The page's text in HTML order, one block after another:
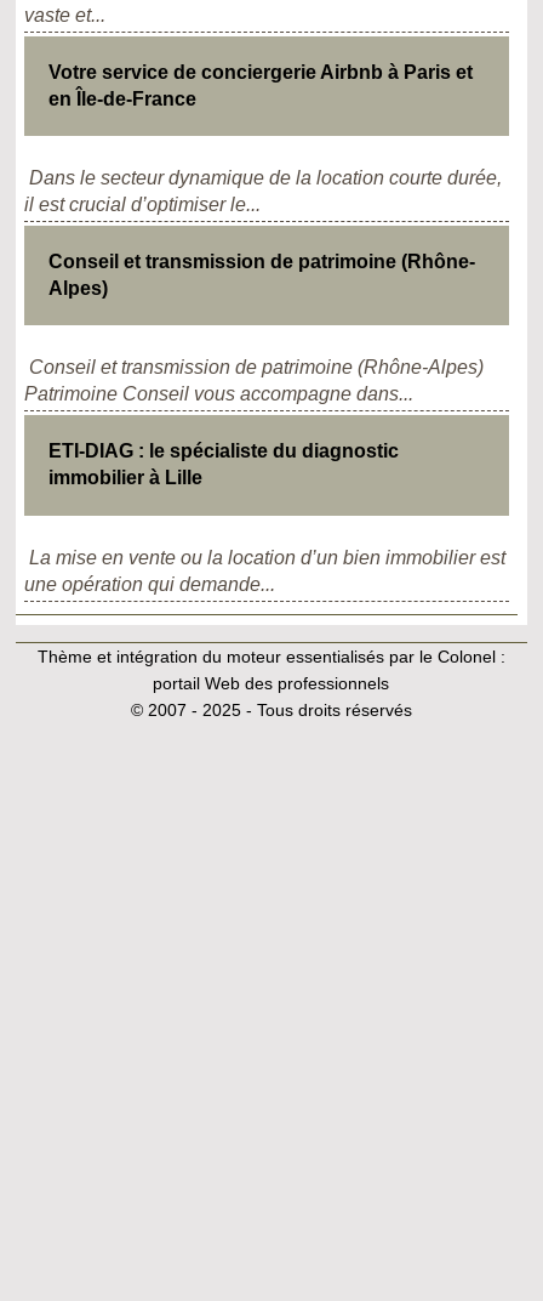
vaste et...
Votre service de conciergerie Airbnb à Paris et
en Île-de-France
Dans le secteur dynamique de la location courte durée,
il est crucial d’optimiser le...
Conseil et transmission de patrimoine (Rhône-
Alpes)
Conseil et transmission de patrimoine (Rhône-Alpes)
Patrimoine Conseil vous accompagne dans...
ETI-DIAG : le spécialiste du diagnostic
immobilier à Lille
La mise en vente ou la location d’un bien immobilier est
une opération qui demande...
Thème et intégration du moteur essentialisés par le Colonel :
portail Web des professionnels
© 2007 - 2025 - Tous droits réservés